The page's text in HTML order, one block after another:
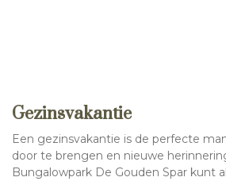
Gezinsvakantie
Een gezinsvakantie is de perfecte
door te brengen en nieuwe
Bungalowpark De Gouden Spar kunt